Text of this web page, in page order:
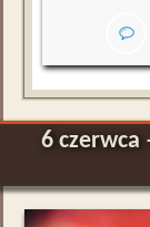
6 czerwca